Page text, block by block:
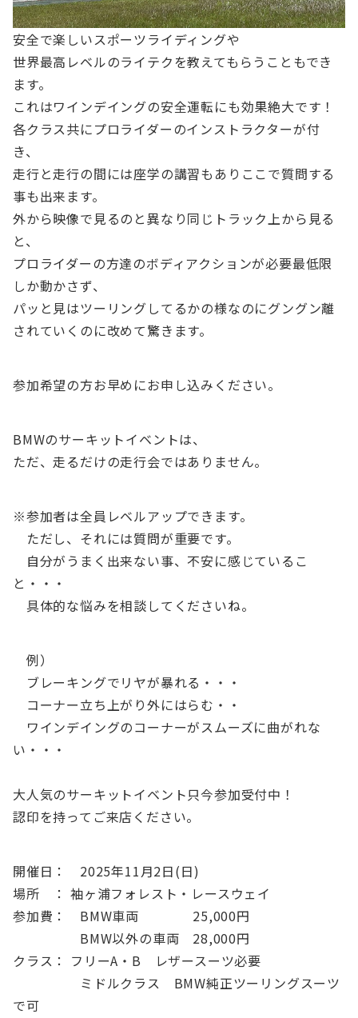
安全で楽しいスポーツライディングや
世界最高レベルのライテクを教えてもらうこともでき
ます。
これはワインデイングの安全運転にも効果絶大です！
各クラス共にプロライダーのインストラクターが付
き、
走行と走行の間には座学の講習もありここで質問する
事も出来ます。
外から映像で見るのと異なり同じトラック上から見る
と、
プロライダーの方達のボディアクションが必要最低限
しか動かさず、
パッと見はツーリングしてるかの様なのにグングン離
されていくのに改めて驚きます。
参加希望の方お早めにお申し込みください。
BMWのサーキットイベントは、
ただ、走るだけの走行会ではありません。
※参加者は全員レベルアップできます。
ただし、それには質問が重要です。
自分がうまく出来ない事、不安に感じているこ
と・・・
具体的な悩みを相談してくださいね。
例）
ブレーキングでリヤが暴れる・・・
コーナー立ち上がり外にはらむ・・
ワインデイングのコーナーがスムーズに曲がれな
い・・・
大人気のサーキットイベント只今参加受付中！
認印を持ってご来店ください。
開催日： 2025年11月2日(日)
場所 ： 袖ヶ浦フォレスト・レースウェイ
参加費： BMW車両 25,000円
BMW以外の車両 28,000円
クラス： フリーA・B レザースーツ必要
ミドルクラス BMW純正ツーリングスーツ
で可